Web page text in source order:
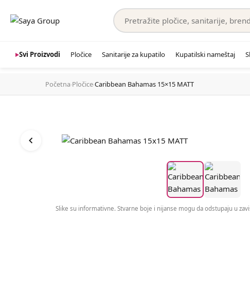
Svi Proizvodi Pločice Sanitarije za kupatilo Kupatilski nameštaj
Početna›Pločice›Caribbean Bahamas 15×15 MATT
Slike su informativne. Stvarne boje i nijanse mogu da odstupaju u